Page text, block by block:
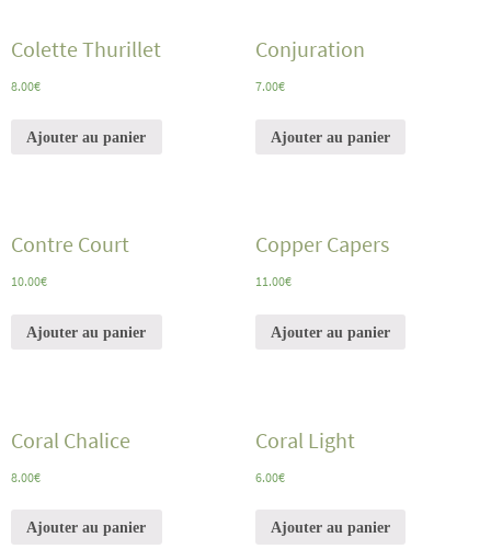
Colette Thurillet
8.00€
Ajouter au panier
Conjuration
7.00€
Ajouter au panier
Contre Court
10.00€
Ajouter au panier
Copper Capers
11.00€
Ajouter au panier
Coral Chalice
8.00€
Ajouter au panier
Coral Light
6.00€
Ajouter au panier